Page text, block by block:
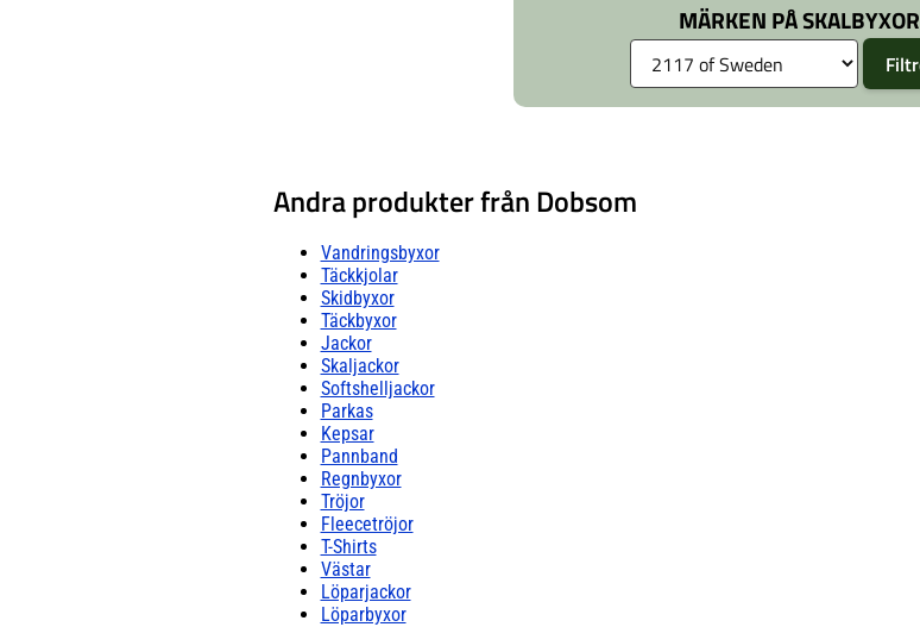
MÄRKEN PÅ SKALBYXOR
Andra produkter från Dobsom
Vandringsbyxor
Täckkjolar
Skidbyxor
Täckbyxor
Jackor
Skaljackor
Softshelljackor
Parkas
Kepsar
Pannband
Regnbyxor
Tröjor
Fleecetröjor
T-Shirts
Västar
Löparjackor
Löparbyxor